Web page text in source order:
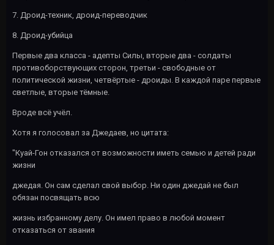
7. Дроид-техник, дроид-переводчик
8. Дроид-убийца
Первые два класса - адепты Силы, вторые два - солдаты
противоборствующих сторон, третьи - свободные от
политической жизни, четвёртые - дроиды. В каждой паре первые
светлые, вторые тёмные.
Вроде всё учёл.
Хотя я голосовал за Джедаев, но цитата:
"Куай-Гон отказался от возможности иметь семью и детей ради
жизни
джедая. Он сам сделал свой выбор. Ни один джедай не был
обязан посвящать всю
жизнь избранному делу. Он имел право в любой момент
отказаться от звания